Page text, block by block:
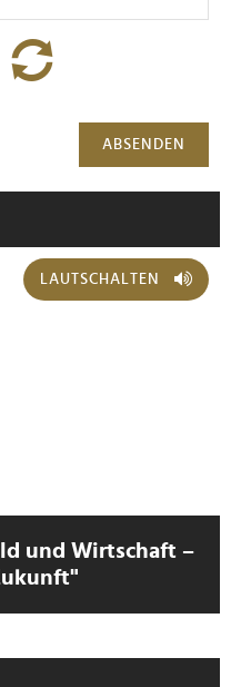
ABSENDEN
LAUTSCHALTEN
und Wirtschaft –